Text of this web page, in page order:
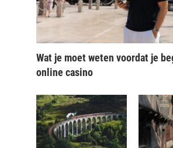
Wat je moet weten voordat je
online casino